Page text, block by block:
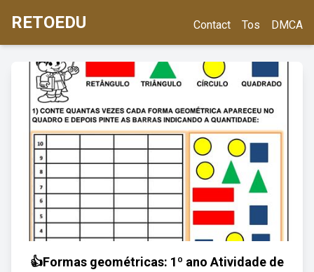
RETOEDU Contact Tos DMCA
👍Formas geométricas: 1º ano Atividade de